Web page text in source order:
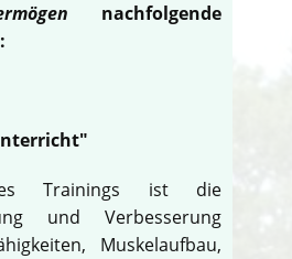
nachfolgende
Trainings ist die
und Verbesserung
Muskelaufbau,